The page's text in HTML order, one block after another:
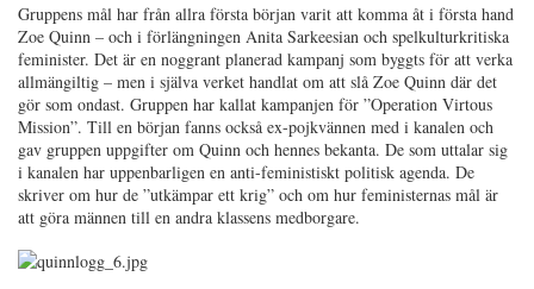
Gruppens mål har från allra första början varit att komma åt i första hand
Zoe Quinn – och i förlängningen Anita Sarkeesian och spelkulturkritiska
feminister. Det är en noggrant planerad kampanj som byggts för att verka
allmängiltig – men i själva verket handlat om att slå Zoe Quinn där det
gör som ondast. Gruppen har kallat kampanjen för ”Operation Virtous
Mission”. Till en början fanns också ex-pojkvännen med i kanalen och
gav gruppen uppgifter om Quinn och hennes bekanta. De som uttalar sig
i kanalen har uppenbarligen en anti-feministiskt politisk agenda. De
skriver om hur de ”utkämpar ett krig” och om hur feministernas mål är
att göra männen till en andra klassens medborgare.